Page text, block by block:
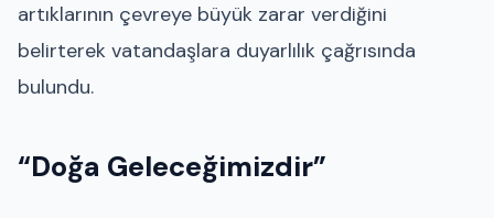
artıklarının çevreye büyük zarar verdiğini
belirterek vatandaşlara duyarlılık çağrısında
bulundu.
“Doğa Geleceğimizdir”